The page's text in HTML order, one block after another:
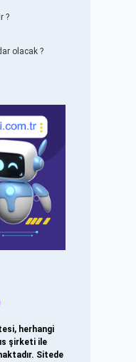
?
olacak ?
herhangi
şirketi ile
Sitede